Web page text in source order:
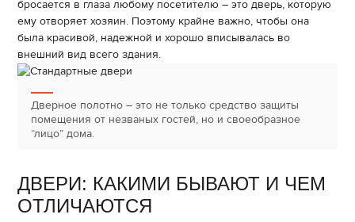
бросается в глаза любому посетителю – это дверь, которую
ему отворяет хозяин. Поэтому крайне важно, чтобы она
была красивой, надежной и хорошо вписывалась во
внешний вид всего здания.
Дверное полотно – это не только средство защиты
помещения от незваных гостей, но и своеобразное
“лицо” дома.
ДВЕРИ: КАКИМИ БЫВАЮТ И ЧЕМ
ОТЛИЧАЮТСЯ